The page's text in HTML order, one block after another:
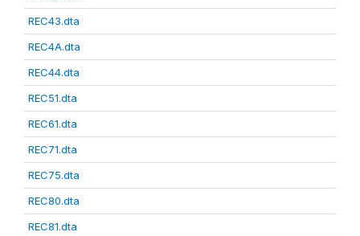
REC43.dta
REC4A.dta
REC44.dta
REC51.dta
REC61.dta
REC71.dta
REC75.dta
REC80.dta
REC81.dta